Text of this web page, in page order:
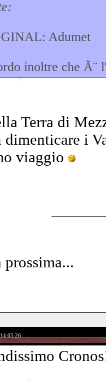
Adumet
inoltre che Ã¨
Terra di
dimenticare i
viaggio